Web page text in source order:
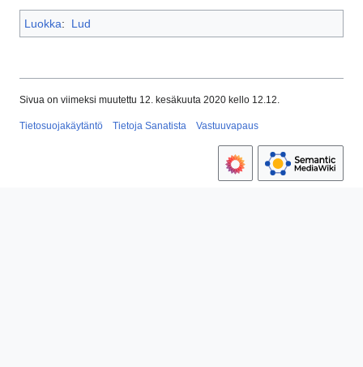
Luokka: Lud
Sivua on viimeksi muutettu 12. kesäkuuta 2020 kello 12.12.
Tietosuojakäytäntö Tietoja Sanatista Vastuuvapaus